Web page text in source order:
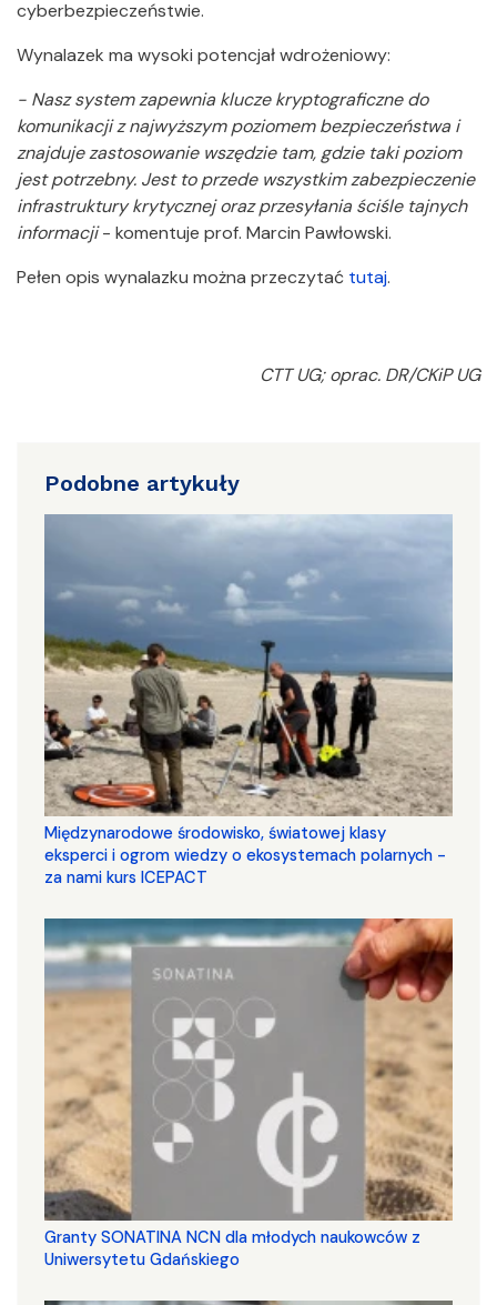
cyberbezpieczeństwie.
Wynalazek ma wysoki potencjał wdrożeniowy:
- Nasz system zapewnia klucze kryptograficzne do
komunikacji z najwyższym poziomem bezpieczeństwa i
znajduje zastosowanie wszędzie tam, gdzie taki poziom
jest potrzebny. Jest to przede wszystkim zabezpieczenie
infrastruktury krytycznej oraz przesyłania ściśle tajnych
informacji- komentuje prof. Marcin Pawłowski.
Pełen opis wynalazku można przeczytać tutaj.
CTT UG; oprac. DR/CKiP UG
Podobne artykuły
Międzynarodowe środowisko, światowej klasy
eksperci i ogrom wiedzy o ekosystemach polarnych -
za nami kurs ICEPACT
Granty SONATINA NCN dla młodych naukowców z
Uniwersytetu Gdańskiego